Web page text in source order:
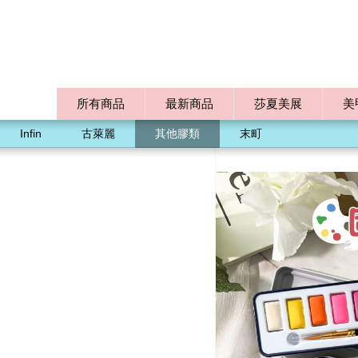
所有商品 最新商品 莎夏美展 美
Infin 古萊麗 其他膠類 末町